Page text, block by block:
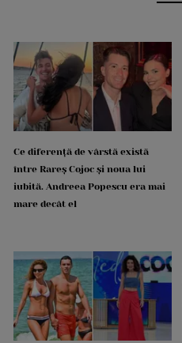
Ce diferență de vârstă există
între Rareș Cojoc și noua lui
iubită. Andreea Popescu era mai
mare decât el